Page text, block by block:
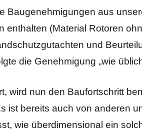
Baugenehmigungen aus
enthalten (Material Rotoren
und
die Genehmigung „wie
wird nun den Baufortschritt
ist bereits auch von anderen
wie überdimensional ein